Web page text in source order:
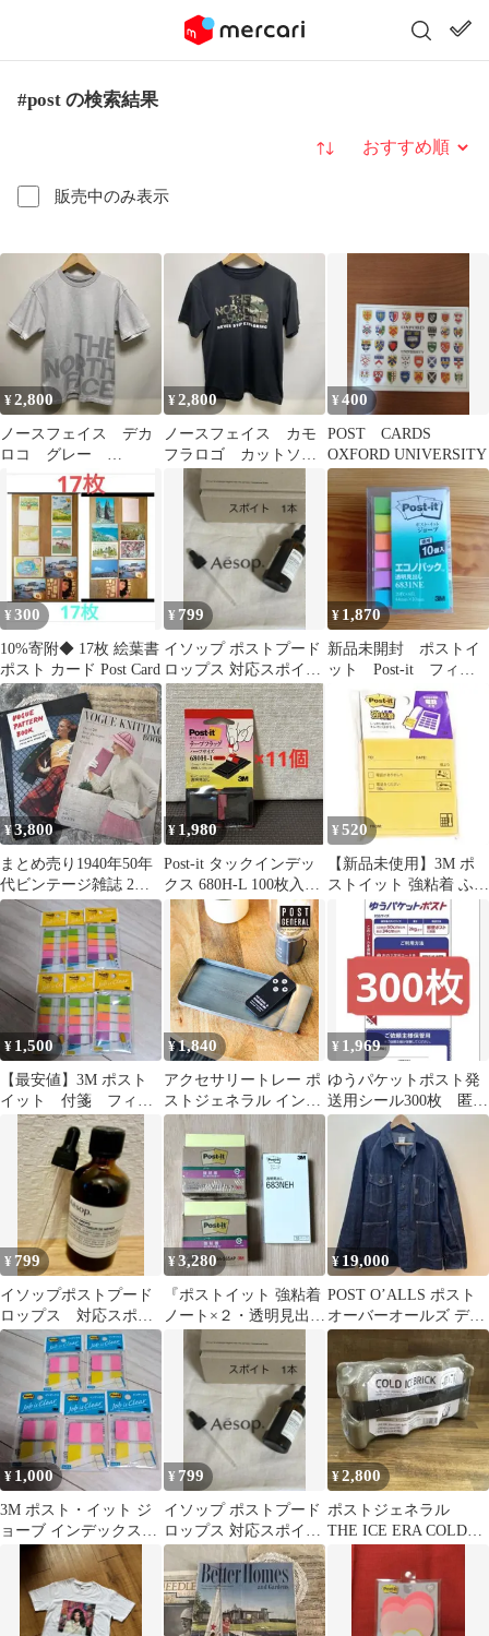
#post の検索結果
販売中のみ表示
並び替え
¥2,800
ノースフェイス デカ
ロコ グレー
¥2,800
ノースフェイス カモ
フラロゴ カットソ
ー NT31405
¥400
POST CARDS
OXFORD UNIVERSITY
¥ 300
10%寄附◆ 17枚 絵葉書
ポスト カード Post Card
¥ 799
イソップ ポストプード
ロップス 対応スポイ
ト スポイト
¥ 1,870
新品未開封 ポストイ
ット Post-it フィル
ム付箋 10個セット
¥3,800
まとめ売り1940年50年
代ビンテージ雑誌 2冊
セット洋書ジャンクジ
ャーナル素材
¥ 1,980
Post-it タックインデッ
クス 680H-L 100枚入
り １１個セット
¥ 520
【新品未使用】3M ポ
ストイット 強粘着 ふせ
ん 電話メモ 90枚 イエ
¥ 1,500
【最安値】3M ポスト
イット 付箋 フィル
ム 6個 683NEH
¥1,840
アクセサリートレー ポ
ストジェネラル インダ
ストリアルトレー レク
ト 小物入れ トレー ア
クセサリー トレイ 収納
スチール プレート ディ
スプレイ 時計 鍵置き
アクセサリートレイ 小
物トレイ キャッシュト
レイ おしゃれ 銀色
¥ 1,969
ゆうパケットポスト発
送用シール300枚 匿名
発送
¥ 799
イソップポストプード
ロップス 対応スポイ
ト post-poo-dropAesop
¥3,280
『ポストイット 強粘着
ノート×２・透明見出
し』3点セット
¥ 19,000
POST OʼALLS ポスト
オーバーオールズ デニ
ムカバーオール
¥ 1,000
3M ポスト・イット ジ
ョーブ インデックス
682M-2 × 5
¥ 799
イソップ ポストプード
ロップス 対応スポイ
ト スポイト
¥2,800
ポストジェネラル
THE ICE ERA COLD